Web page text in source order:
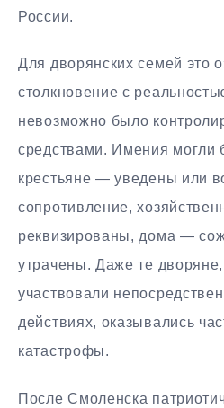
России.
Для дворянских семей это
столкновение с
невозможно было
средствами. Имения могли
крестьяне — уведены или
сопротивление,
реквизированы, дома —
утрачены. Даже те
участвовали
действиях, оказывались
катастрофы.
После Смоленска